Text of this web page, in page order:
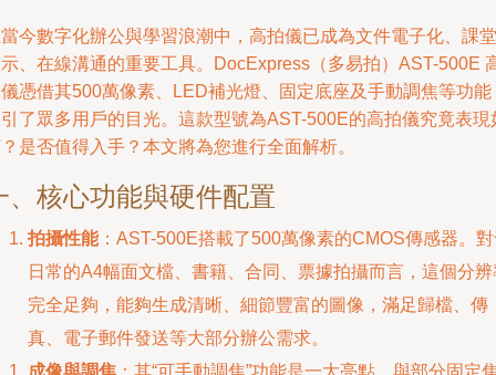
今數字化辦公與學習浪潮中，高拍儀已成為文件電子化、課堂
、在線溝通的重要工具。DocExpress（多易拍）AST-500E
憑借其500萬像素、LED補光燈、固定底座及手動調焦等功能
了眾多用戶的目光。這款型號為AST-500E的高拍儀究竟表現
是否值得入手？本文將為您進行全面解析。
、核心功能與硬件配置
拍攝性能：AST-500E搭載了500萬像素的CMOS傳感器。
日常的A4幅面文檔、書籍、合同、票據拍攝而言，這個分辨
完全足夠，能夠生成清晰、細節豐富的圖像，滿足歸檔、傳
真、電子郵件發送等大部分辦公需求。
成像與調焦 ：其“可手動調焦”功能是一大亮點。與部分固定